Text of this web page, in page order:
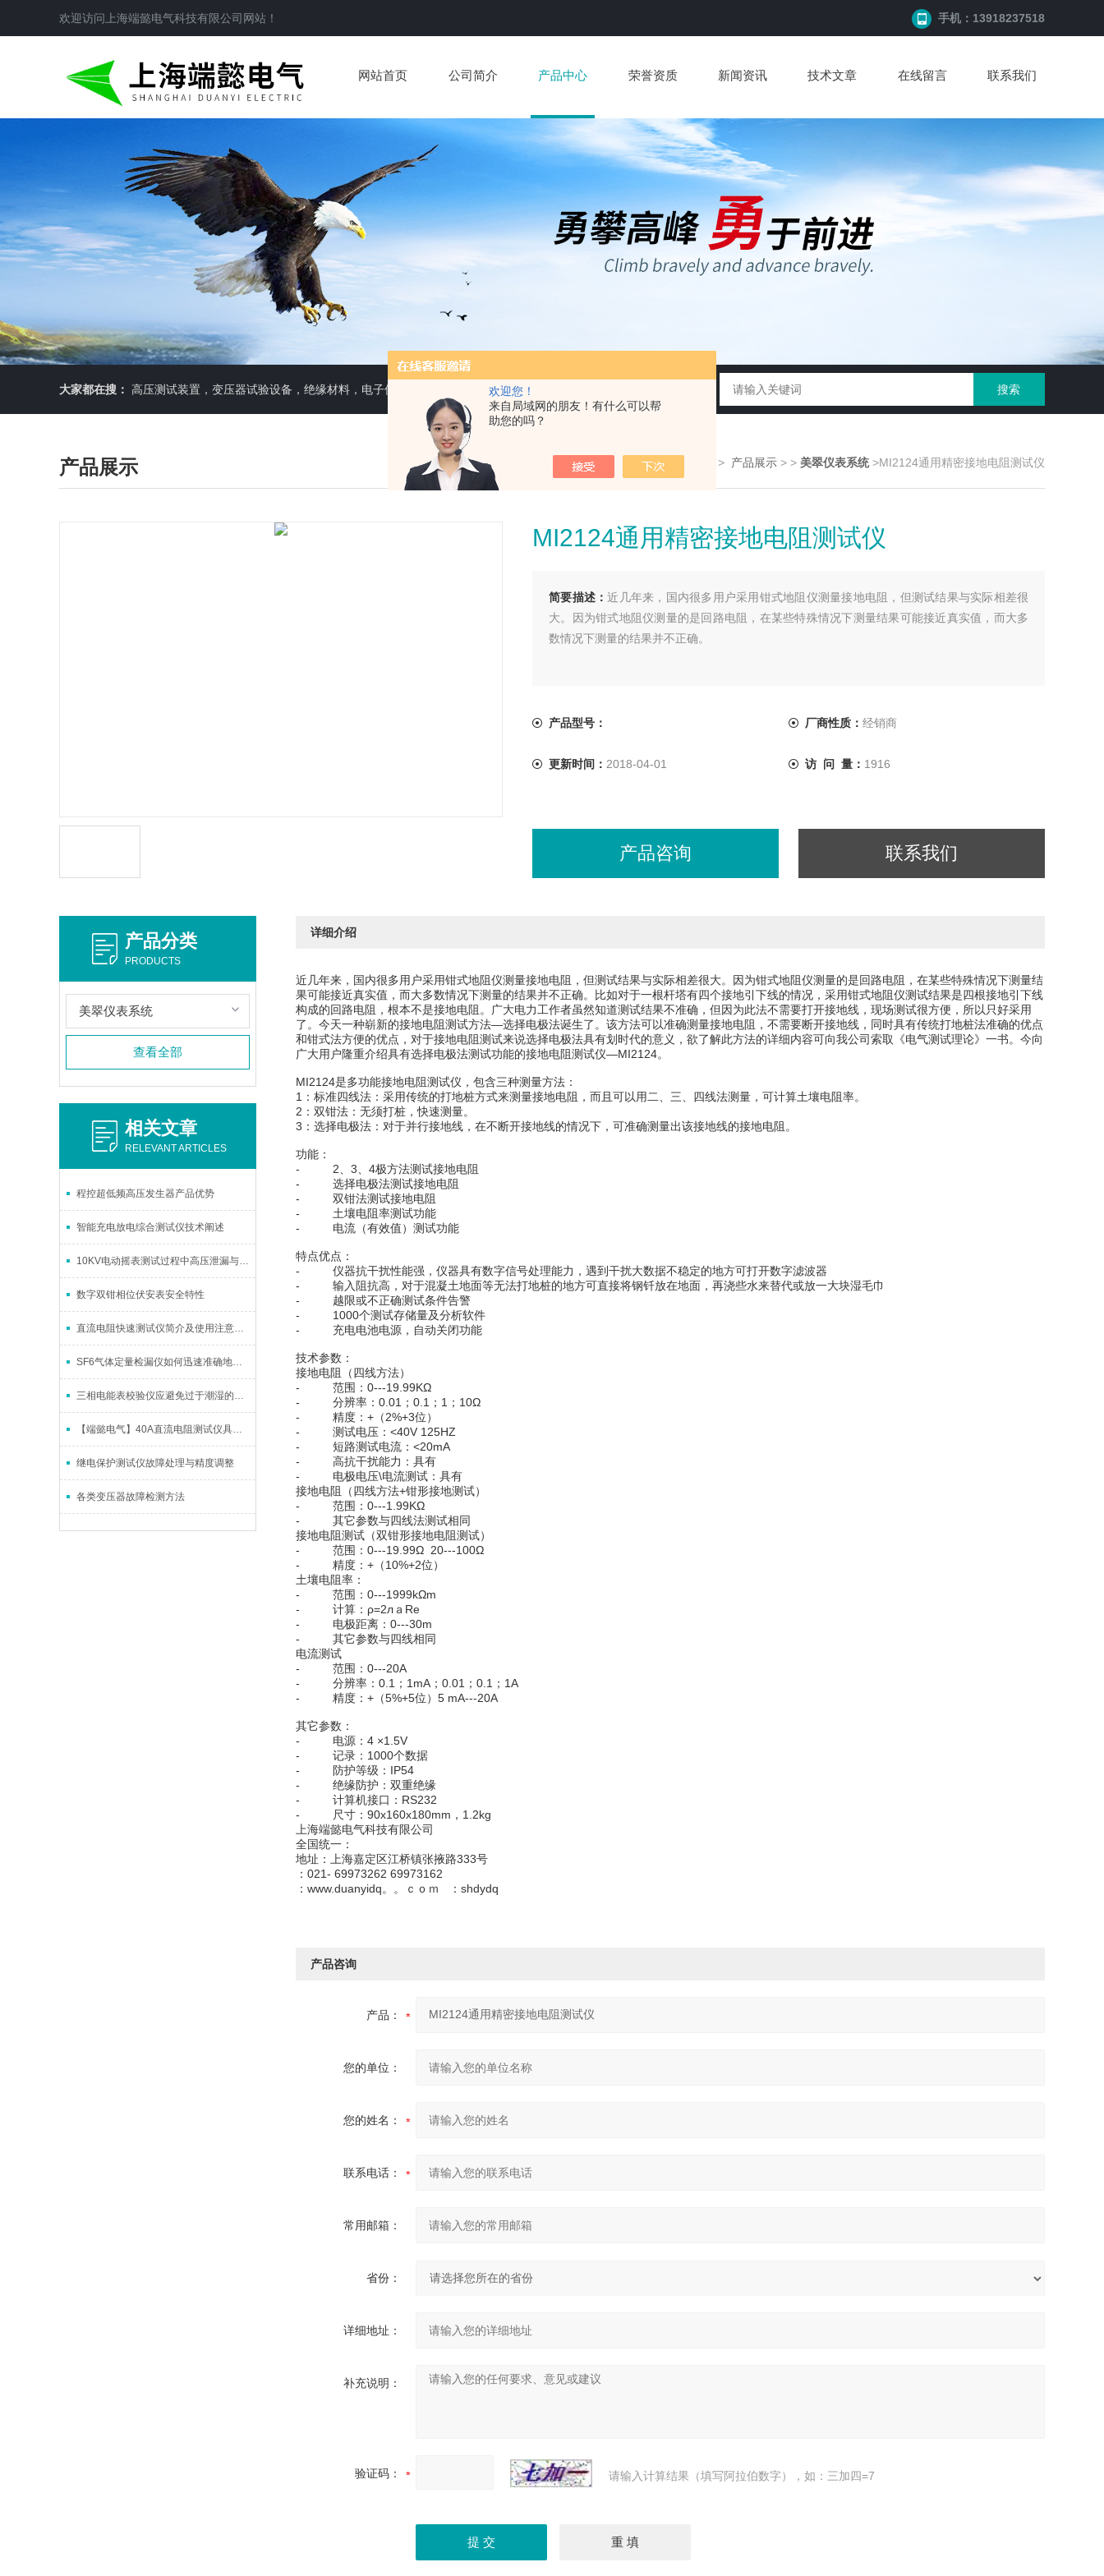
欢迎您！
来自局域网的朋友！有什么可以帮
助您的吗？
欢迎访问 上海端懿电气科技有限公司 网站！ 手机：13918237518
网站首页 公司简介 产品中心 荣誉资质 新闻资讯 技术文章 在线留言 联系我们
大家都在搜： 高压测试装置，变压器试验设备，绝缘材料，电子仪器仪表
产品展示 您现在的位置： > 产品展示 > > 美翠仪表系统>MI2124通用精密接地电阻测试仪
MI2124通用精密接地电阻测试仪
简要描述：近几年来，国内很多用户采用钳式地阻仪测量接地电阻，但测试结果与实际相差很
大。因为钳式地阻仪测量的是回路电阻，在某些特殊情况下测量结果可能接近真实值，而大多
数情况下测量的结果并不正确。
产品型号： 厂商性质： 经销商
更新时间： 2018-04-01 访 问 量： 1916
产品咨询 联系我们
产品分类
PRODUCTS
美翠仪表系统
查看全部
相关文章
RELEVANT ARTICLES
程控超低频高压发生器产品优势
智能充电放电综合测试仪技术阐述
10KV电动摇表测试过程中高压泄漏与干扰的排除方法
数字双钳相位伏安表安全特性
直流电阻快速测试仪简介及使用注意事项
SF6气体定量检漏仪如何迅速准确地测量气体泄漏
三相电能表校验仪应避免过于潮湿的环境下存放
【端懿电气】40A直流电阻测试仪具有很强的抗干扰能力
继电保护测试仪故障处理与精度调整
各类变压器故障检测方法
详细介绍
近几年来，国内很多用户采用钳式地阻仪测量接地电阻，但测试结果与实际相差很大。因为钳式地阻仪测量的是回路电阻，在某些特殊情况下测量结
果可能接近真实值，而大多数情况下测量的结果并不正确。比如对于一根杆塔有四个接地引下线的情况，采用钳式地阻仪测试结果是四根接地引下线
构成的回路电阻，根本不是接地电阻。广大电力工作者虽然知道测试结果不准确，但因为此法不需要打开接地线，现场测试很方便，所以只好采用
了。今天一种崭新的接地电阻测试方法—选择电极法诞生了。该方法可以准确测量接地电阻，不需要断开接地线，同时具有传统打地桩法准确的优点
和钳式法方便的优点，对于接地电阻测试来说选择电极法具有划时代的意义，欲了解此方法的详细内容可向我公司索取《电气测试理论》一书。今向
广大用户隆重介绍具有选择电极法测试功能的接地电阻测试仪—MI2124。
MI2124是多功能接地电阻测试仪，包含三种测量方法：
1：标准四线法：采用传统的打地桩方式来测量接地电阻，而且可以用二、三、四线法测量，可计算土壤电阻率。
2：双钳法：无须打桩，快速测量。
3：选择电极法：对于并行接地线，在不断开接地线的情况下，可准确测量出该接地线的接地电阻。
功能：
- 2、3、4极方法测试接地电阻
- 选择电极法测试接地电阻
- 双钳法测试接地电阻
- 土壤电阻率测试功能
- 电流（有效值）测试功能
特点优点：
- 仪器抗干扰性能强，仪器具有数字信号处理能力，遇到干扰大数据不稳定的地方可打开数字滤波器
- 输入阻抗高，对于混凝土地面等无法打地桩的地方可直接将钢钎放在地面，再浇些水来替代或放一大块湿毛巾
- 越限或不正确测试条件告警
- 1000个测试存储量及分析软件
- 充电电池电源，自动关闭功能
技术参数：
接地电阻（四线方法）
- 范围：0---19.99KΩ
- 分辨率：0.01；0.1；1；10Ω
- 精度：+（2%+3位）
- 测试电压：<40V 125HZ
- 短路测试电流：<20mA
- 高抗干扰能力：具有
- 电极电压\电流测试：具有
接地电阻（四线方法+钳形接地测试）
- 范围：0---1.99KΩ
- 其它参数与四线法测试相同
接地电阻测试（双钳形接地电阻测试）
- 范围：0---19.99Ω 20---100Ω
- 精度：+（10%+2位）
土壤电阻率：
- 范围：0---1999kΩm
- 计算：ρ=2лａRe
- 电极距离：0---30m
- 其它参数与四线相同
电流测试
- 范围：0---20A
- 分辨率：0.1；1mA；0.01；0.1；1A
- 精度：+（5%+5位）5 mA---20A
其它参数：
- 电源：4 ×1.5V
- 记录：1000个数据
- 防护等级：IP54
- 绝缘防护：双重绝缘
- 计算机接口：RS232
- 尺寸：90x160x180mm，1.2kg
上海端懿电气科技有限公司
全国统一：
地址：上海嘉定区江桥镇张掖路333号
：021- 69973262 69973162
：www.duanyidq。。ｃｏｍ ：shdydq
产品咨询
产品：
您的单位：
您的姓名：
联系电话：
常用邮箱：
省份：
详细地址：
补充说明：
验证码： 请输入计算结果（填写阿拉伯数字），如：三加四=7